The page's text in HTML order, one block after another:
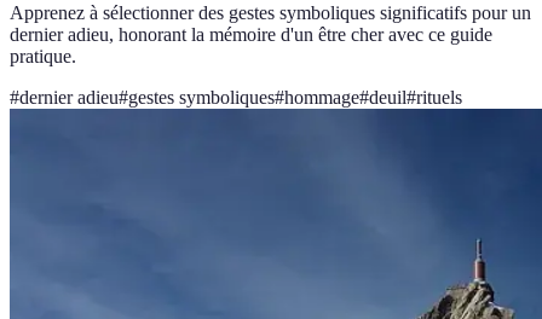
Apprenez à sélectionner des gestes symboliques significatifs pour un
dernier adieu, honorant la mémoire d'un être cher avec ce guide
pratique.
#dernier adieu#gestes symboliques#hommage#deuil#rituels